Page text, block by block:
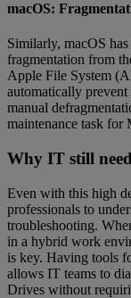
macOS:
Similarly, macOS
fragmentation from
Apple File System
automatically
manual
maintenance task for
Why IT still
Even with this high
professionals to
troubleshooting.
in a hybrid work
is key. Having tools
allows IT teams to
Drives without